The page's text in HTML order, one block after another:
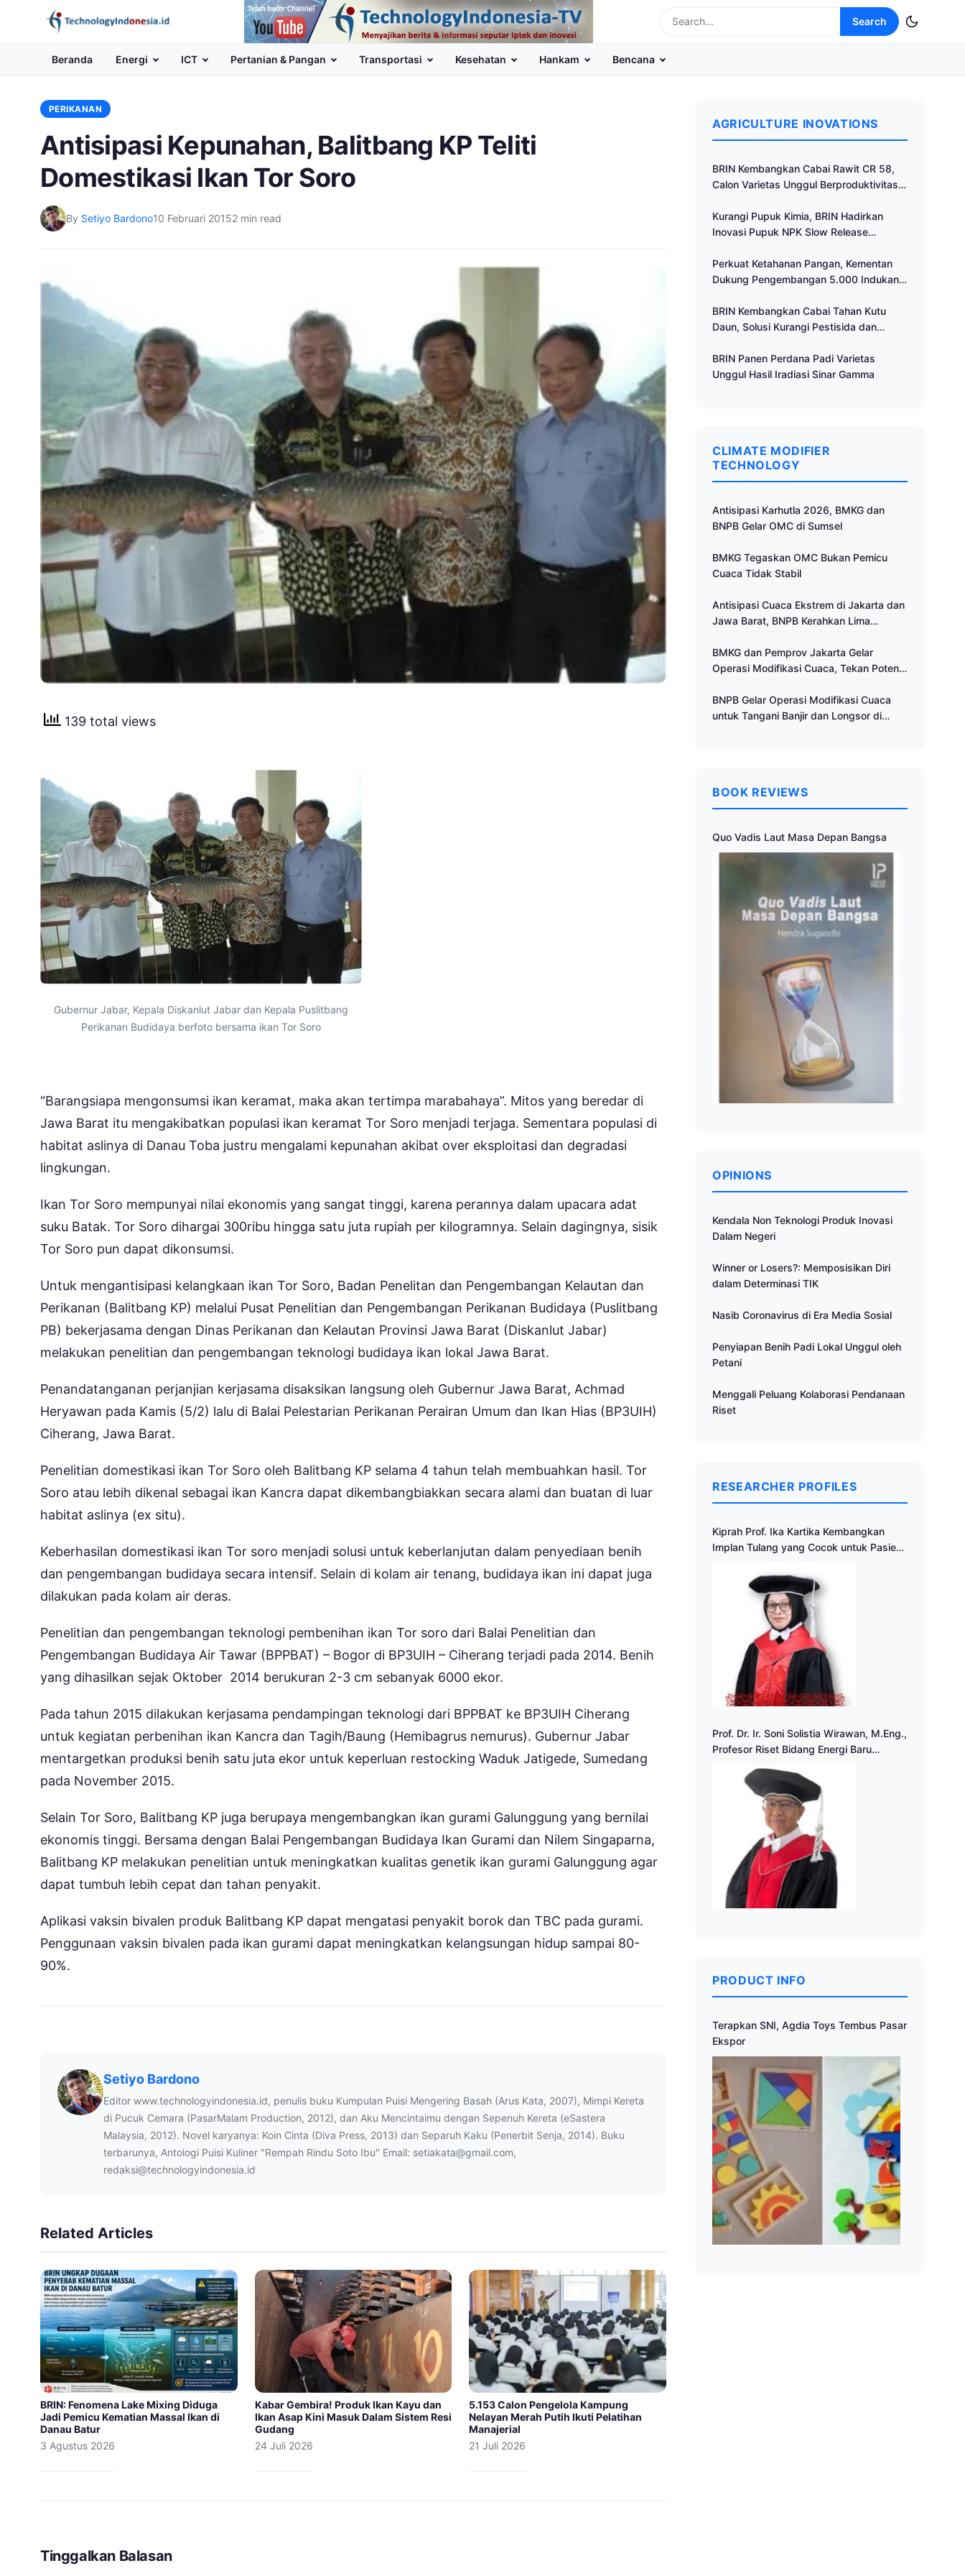
Channel
Youtube
Search
Beranda Energi ICT Pertanian & Pangan Transportasi Kesehatan Hankam Bencana
PERIKANAN
Antisipasi Kepunahan, Balitbang KP Teliti
Domestikasi Ikan Tor Soro
By Setiyo Bardono10 Februari 20152 min read
139 total views
Gubernur Jabar, Kepala Diskanlut Jabar dan Kepala Puslitbang
Perikanan Budidaya berfoto bersama ikan Tor Soro
“Barangsiapa mengonsumsi ikan keramat, maka akan tertimpa marabahaya”. Mitos yang beredar di
Jawa Barat itu mengakibatkan populasi ikan keramat Tor Soro menjadi terjaga. Sementara populasi di
habitat aslinya di Danau Toba justru mengalami kepunahan akibat over eksploitasi dan degradasi
lingkungan.
Ikan Tor Soro mempunyai nilai ekonomis yang sangat tinggi, karena perannya dalam upacara adat
suku Batak. Tor Soro dihargai 300ribu hingga satu juta rupiah per kilogramnya. Selain dagingnya, sisik
Tor Soro pun dapat dikonsumsi.
Untuk mengantisipasi kelangkaan ikan Tor Soro, Badan Penelitan dan Pengembangan Kelautan dan
Perikanan (Balitbang KP) melalui Pusat Penelitian dan Pengembangan Perikanan Budidaya (Puslitbang
PB) bekerjasama dengan Dinas Perikanan dan Kelautan Provinsi Jawa Barat (Diskanlut Jabar)
melakukan penelitian dan pengembangan teknologi budidaya ikan lokal Jawa Barat.
Penandatanganan perjanjian kerjasama disaksikan langsung oleh Gubernur Jawa Barat, Achmad
Heryawan pada Kamis (5/2) lalu di Balai Pelestarian Perikanan Perairan Umum dan Ikan Hias (BP3UIH)
Ciherang, Jawa Barat.
Penelitian domestikasi ikan Tor Soro oleh Balitbang KP selama 4 tahun telah membuahkan hasil. Tor
Soro atau lebih dikenal sebagai ikan Kancra dapat dikembangbiakkan secara alami dan buatan di luar
habitat aslinya (ex situ).
Keberhasilan domestikasi ikan Tor soro menjadi solusi untuk keberlanjutan dalam penyediaan benih
dan pengembangan budidaya secara intensif. Selain di kolam air tenang, budidaya ikan ini dapat juga
dilakukan pada kolam air deras.
Penelitian dan pengembangan teknologi pembenihan ikan Tor soro dari Balai Penelitian dan
Pengembangan Budidaya Air Tawar (BPPBAT) – Bogor di BP3UIH – Ciherang terjadi pada 2014. Benih
yang dihasilkan sejak Oktober 2014 berukuran 2-3 cm sebanyak 6000 ekor.
Pada tahun 2015 dilakukan kerjasama pendampingan teknologi dari BPPBAT ke BP3UIH Ciherang
untuk kegiatan perbenihan ikan Kancra dan Tagih/Baung (Hemibagrus nemurus). Gubernur Jabar
mentargetkan produksi benih satu juta ekor untuk keperluan restocking Waduk Jatigede, Sumedang
pada November 2015.
Selain Tor Soro, Balitbang KP juga berupaya mengembangkan ikan gurami Galunggung yang bernilai
ekonomis tinggi. Bersama dengan Balai Pengembangan Budidaya Ikan Gurami dan Nilem Singaparna,
Balitbang KP melakukan penelitian untuk meningkatkan kualitas genetik ikan gurami Galunggung agar
dapat tumbuh lebih cepat dan tahan penyakit.
Aplikasi vaksin bivalen produk Balitbang KP dapat mengatasi penyakit borok dan TBC pada gurami.
Penggunaan vaksin bivalen pada ikan gurami dapat meningkatkan kelangsungan hidup sampai 80-
90%.
Setiyo Bardono
Editor www.technologyindonesia.id, penulis buku Kumpulan Puisi Mengering Basah (Arus Kata, 2007), Mimpi Kereta
di Pucuk Cemara (PasarMalam Production, 2012), dan Aku Mencintaimu dengan Sepenuh Kereta (eSastera
Malaysia, 2012). Novel karyanya: Koin Cinta (Diva Press, 2013) dan Separuh Kaku (Penerbit Senja, 2014). Buku
terbarunya, Antologi Puisi Kuliner "Rempah Rindu Soto Ibu" Email: setiakata@gmail.com,
redaksi@technologyindonesia.id
Related Articles
BRIN: Fenomena Lake Mixing Diduga
Jadi Pemicu Kematian Massal Ikan di
Danau Batur
3 Agustus 2026
Kabar Gembira! Produk Ikan Kayu dan
Ikan Asap Kini Masuk Dalam Sistem Resi
Gudang
24 Juli 2026
5.153 Calon Pengelola Kampung
Nelayan Merah Putih Ikuti Pelatihan
Manajerial
21 Juli 2026
Tinggalkan Balasan
AGRICULTURE INOVATIONS
BRIN Kembangkan Cabai Rawit CR 58,
Calon Varietas Unggul Berproduktivitas
Kurangi Pupuk Kimia, BRIN Hadirkan
Inovasi Pupuk NPK Slow Release
Perkuat Ketahanan Pangan, Kementan
Dukung Pengembangan 5.000 Indukan
BRIN Kembangkan Cabai Tahan Kutu
Daun, Solusi Kurangi Pestisida dan
BRIN Panen Perdana Padi Varietas
Unggul Hasil Iradiasi Sinar Gamma
CLIMATE MODIFIER
TECHNOLOGY
Antisipasi Karhutla 2026, BMKG dan
BNPB Gelar OMC di Sumsel
BMKG Tegaskan OMC Bukan Pemicu
Cuaca Tidak Stabil
Antisipasi Cuaca Ekstrem di Jakarta dan
Jawa Barat, BNPB Kerahkan Lima
Cuaca
BMKG dan Pemprov Jakarta Gelar
Operasi Modifikasi Cuaca, Tekan Potensi
BNPB Gelar Operasi Modifikasi Cuaca
untuk Tangani Banjir dan Longsor di
BOOK REVIEWS
Quo Vadis Laut Masa Depan Bangsa
OPINIONS
Kendala Non Teknologi Produk Inovasi
Dalam Negeri
Winner or Losers?: Memposisikan Diri
dalam Determinasi TIK
Nasib Coronavirus di Era Media Sosial
Penyiapan Benih Padi Lokal Unggul oleh
Petani
Menggali Peluang Kolaborasi Pendanaan
Riset
RESEARCHER PROFILES
Kiprah Prof. Ika Kartika Kembangkan
Implan Tulang yang Cocok untuk Pasien
Prof. Dr. Ir. Soni Solistia Wirawan, M.Eng.,
Profesor Riset Bidang Energi Baru
PRODUCT INFO
Terapkan SNI, Agdia Toys Tembus Pasar
Ekspor